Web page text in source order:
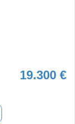
19.300 €